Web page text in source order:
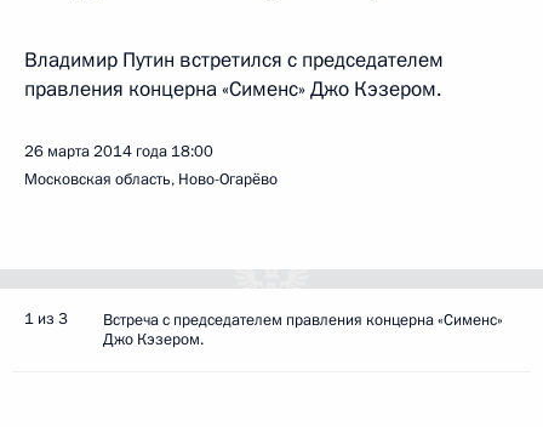
Владимир Путин встретился с председателем
правления концерна «Сименс» Джо Кэзером.
26 марта 2014 года 18:00
Московская область, Ново-Огарёво
1 из 3
Встреча с председателем правления концерна «Сименс»
Джо Кэзером.